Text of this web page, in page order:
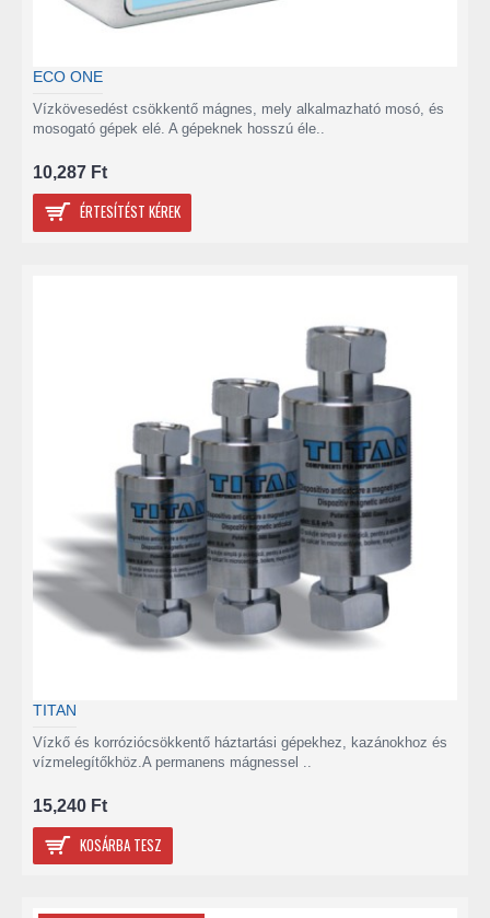
ECO ONE
Vízkövesedést csökkentő mágnes, mely alkalmazható mosó, és
mosogató gépek elé. A gépeknek hosszú éle..
10,287 Ft
ÉRTESÍTÉST KÉREK
TITAN
Vízkő és korróziócsökkentő háztartási gépekhez, kazánokhoz és
vízmelegítőkhöz.A permanens mágnessel ..
15,240 Ft
KOSÁRBA TESZ